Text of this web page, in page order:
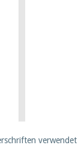
verwendet